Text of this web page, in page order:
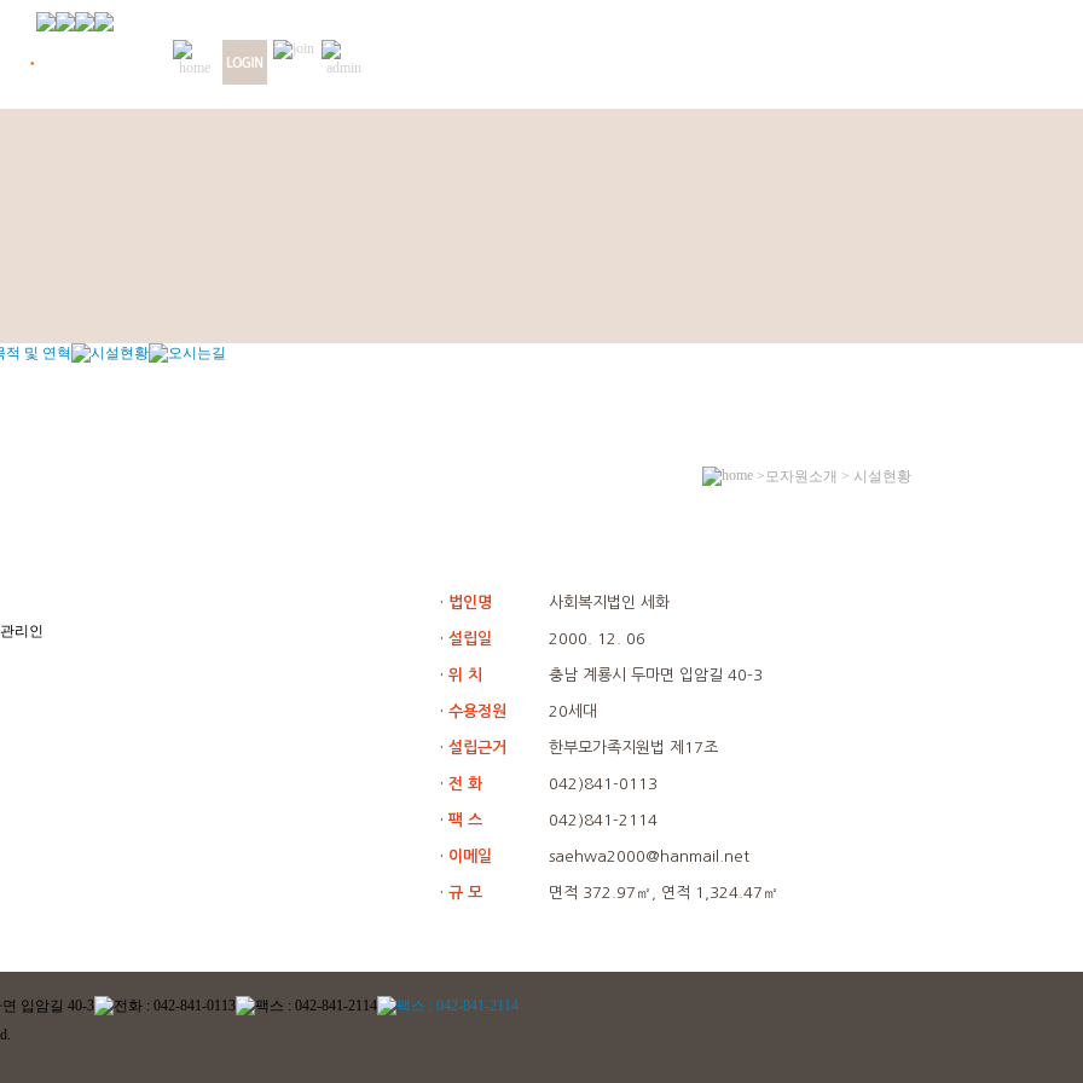
>모자원소개 > 시설현황
· 법인명 사회복지법인 세화
· 설립일 2000. 12. 06
· 위 치 충남 계룡시 두마면 입암길 40-3
· 수용정원 20세대
· 설립근거 한부모가족지원법 제17조
· 전 화 042)841-0113
· 팩 스 042)841-2114
· 이메일 saehwa2000@hanmail.net
· 규 모 면적 372.97㎡, 연적 1,324.47㎡